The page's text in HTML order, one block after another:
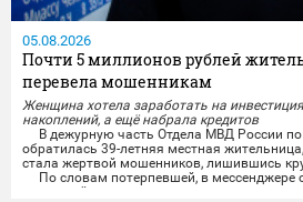
05.08.2026
Почти 5 миллионов рублей
перевела мошенникам
Женщина хотела заработать на
накоплений, а ещё набрала кредитов
В дежурную часть Отдела МВД России по
обратилась 39-летняя местная
стала жертвой мошенников, лишившись
По словам потерпевшей, в мессенджере
мужчиной, от которого поступило